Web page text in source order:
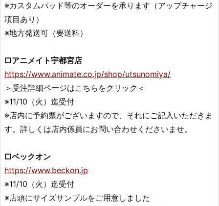
※カスタムパッド等のオーダーを承ります（アップチャージ
項目あり）
※地方発送可（要送料）
□アニメイト宇都宮店
https://www.animate.co.jp/shop/utsunomiya/
＞受注詳細ページはこちらをクリック＜
※11/10（火）迄受付
※店内に予約票がございますので、それにご記入いただきま
す。詳しくは店内係員にお問い合わせくださいませ。
□ベックオン
https://www.beckon.jp
※11/10（火）迄受付
※店頭にサイズサンプルをご用意しました